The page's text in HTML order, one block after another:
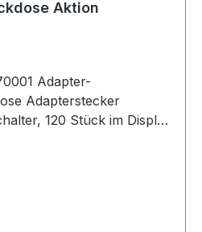
Aktion
Adapter-
Adapterstecker
120 Stück im Display